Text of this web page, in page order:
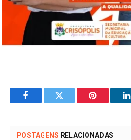
FacebookTwitter Pinterest
POSTAGENS RELACIONADAS